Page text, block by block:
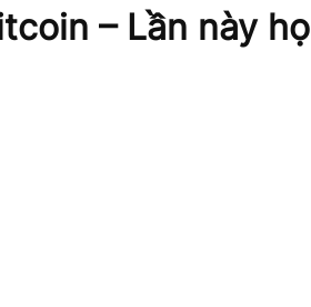
– Lần này họ